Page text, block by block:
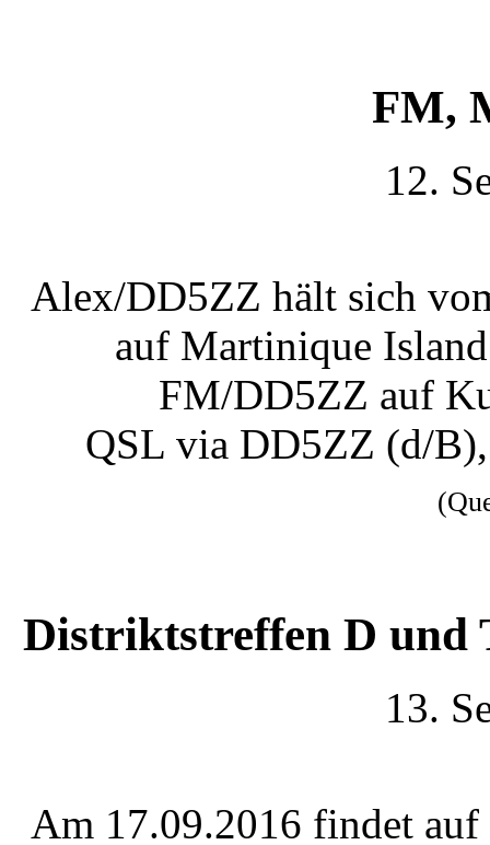
FM,
12.
Alex/DD5ZZ hält sich
auf Martinique
FM/DD5ZZ auf
QSL via DD5ZZ (d/
Distriktstreffen D und
13.
Am 17.09.2016 findet auf